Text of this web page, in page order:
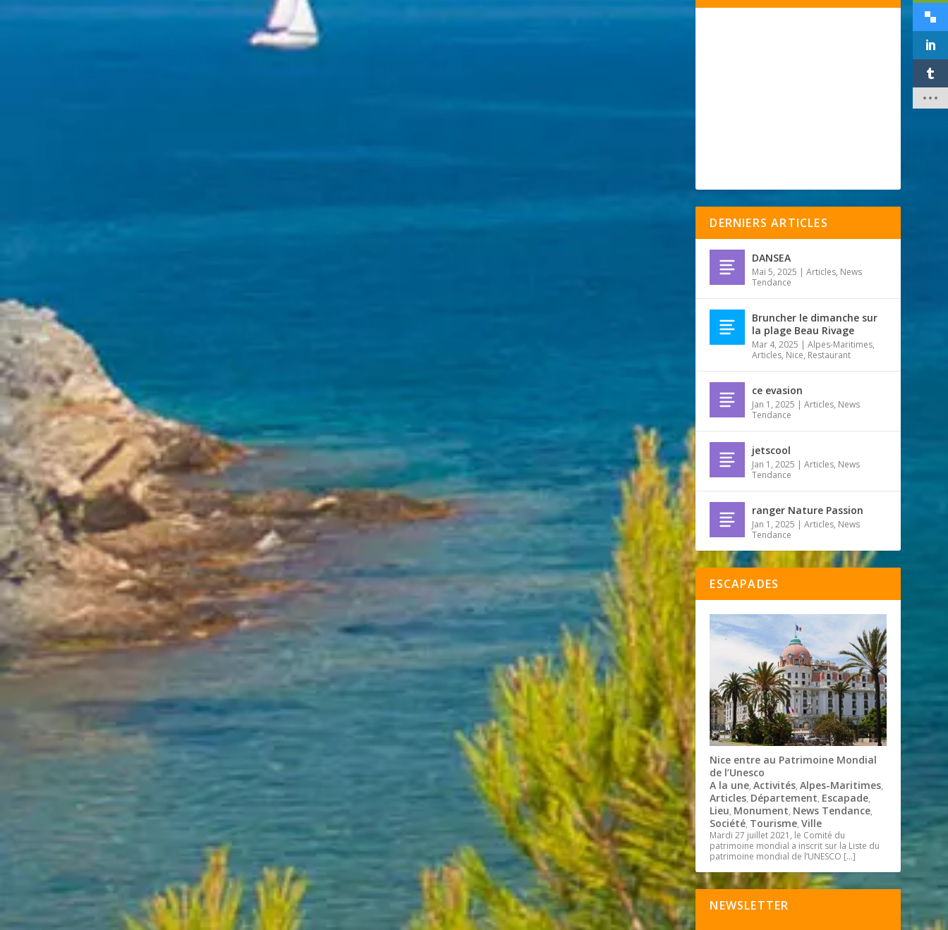
DERNIERS ARTICLES
DANSEA
Mai 5, 2025 |Articles, News
Tendance
Bruncher le dimanche sur
la plage Beau Rivage
Mar 4, 2025 |Alpes-Maritimes,
Articles, Nice, Restaurant
ce evasion
Jan 1, 2025 |Articles, News
Tendance
jetscool
Jan 1, 2025 |Articles, News
Tendance
ranger Nature Passion
Jan 1, 2025 |Articles, News
Tendance
ESCAPADES
Nice entre au Patrimoine Mondial
de l’Unesco
A la une,Activités,Alpes-Maritimes,
Articles, Département, Escapade,
Lieu, Monument, News Tendance,
Société, Tourisme,Ville
Mardi 27 juillet 2021, le Comité du
patrimoine mondial a inscrit sur la Liste du
patrimoine mondial de l’UNESCO […]
NEWSLETTER